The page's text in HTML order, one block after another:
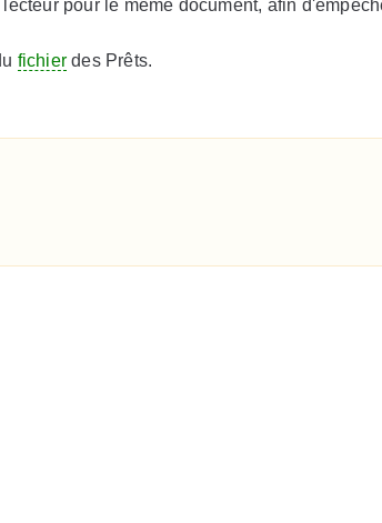
pour le même document, afin
fichier des Prêts.